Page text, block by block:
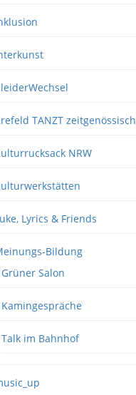
TANZT zeitgenössisch
NRW
Lyrics & Friends
Bildung
Grüner Salon
Kamingespräche
Talk im Bahnhof